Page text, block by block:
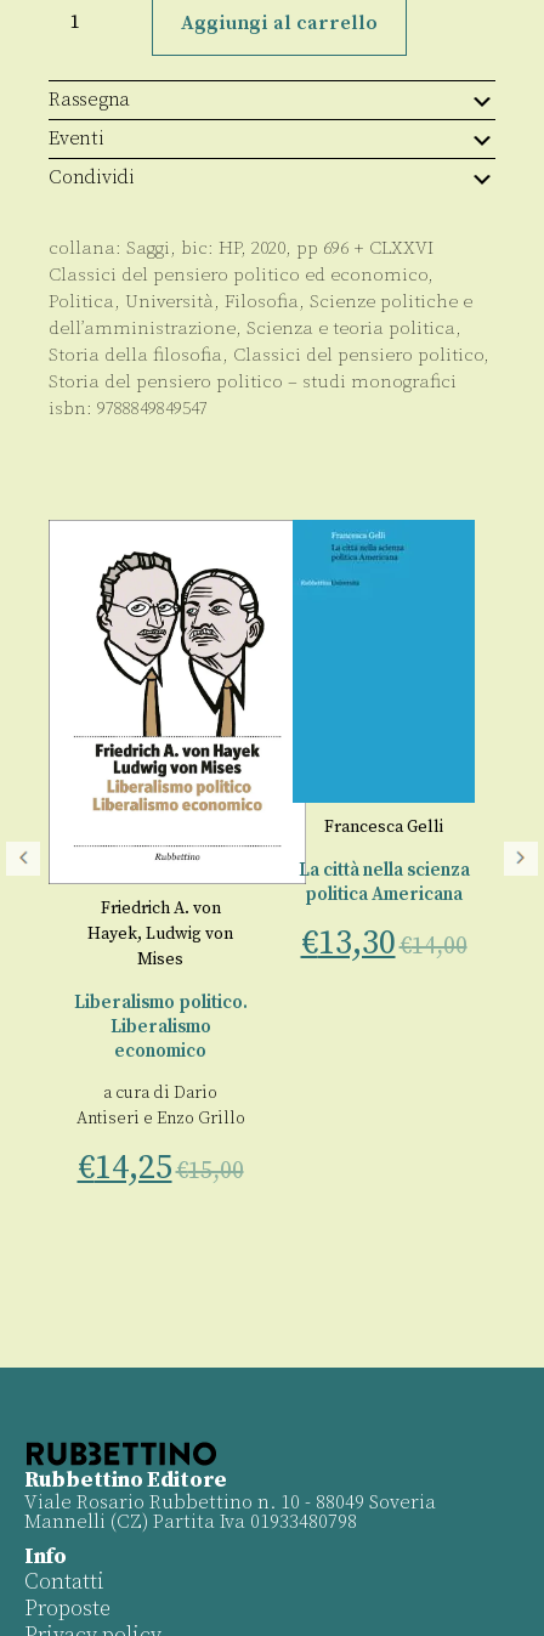
politici
Aggiungi al carrello
Rassegna
Eventi
Condividi
collana: Saggi, bic: HP, 2020, pp 696 + CLXXVI
Classici del pensiero politico ed economico,
Politica, Università, Filosofia, Scienze politiche e
dell’amministrazione, Scienza e teoria politica,
Storia della filosofia, Classici del pensiero politico,
Storia del pensiero politico – studi monografici
isbn: 9788849849547
Friedrich A. von
Hayek, Ludwig von
Mises
Liberalismo politico.
Liberalismo
economico
a cura di Dario
Antiseri e Enzo Grillo
€14,25€15,00
Francesca Gelli
La città nella scienza
politica Americana
€13,30€14,00
Rubbettino Editore
Viale Rosario Rubbettino n. 10 - 88049 Soveria
Mannelli (CZ) Partita Iva 01933480798
Info
Contatti
Proposte